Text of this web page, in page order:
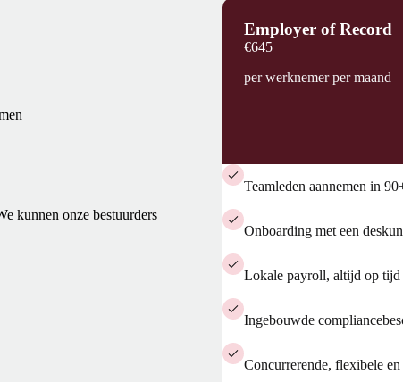
kunnen onze bestuurders
Employer of Record
€645
per werknemer per maand
Teamleden aannemen in
Onboarding met een
Lokale payroll, altijd op tijd
Ingebouwde
Concurrerende, flexibele